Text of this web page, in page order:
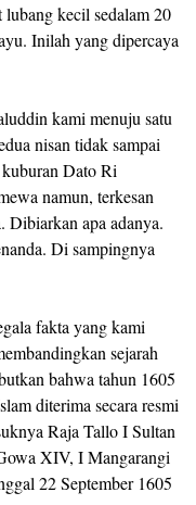
kecil sedalam 20
Inilah yang dipercaya
kami menuju satu
nisan tidak sampai
Dato Ri
namun, terkesan
Dibiarkan apa adanya.
Di sampingnya
fakta yang kami
sejarah
bahwa tahun 1605
diterima secara resmi
Raja Tallo I Sultan
XIV, I Mangarangi
22 September 1605